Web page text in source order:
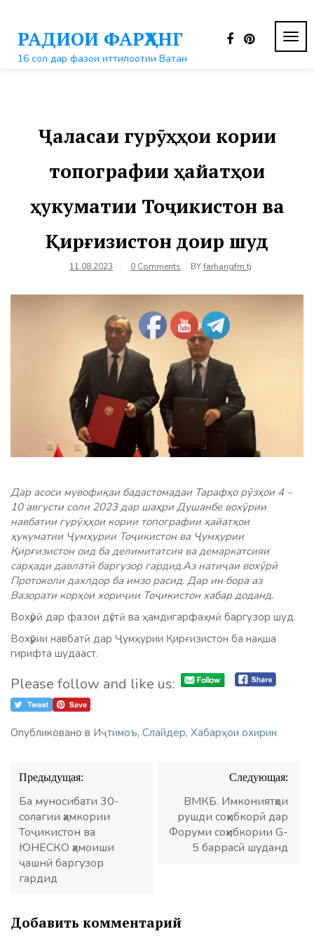
контентуРАДИОИ ФАРҲАНГ
16 сол дар фазои иттилоотии Ватан
Ҷаласаи гурӯҳҳои кории
топографии ҳайатҳои
ҳукуматии Тоҷикистон ва
Қирғизистон доир шуд
11.08.2023 0 Comments BYfarhangfm.tj
Дар асоси мувофиқаи бадастомадаи Тарафҳо рӯзҳои 4 –
10 августи соли 2023 дар шаҳри Душанбе вохӯрии
навбатии гурӯҳҳои кории топографии ҳайатҳои
ҳукуматии Ҷумҳурии Тоҷикистон ва Ҷумҳурии
Қирғизистон оид ба делимитатсия ва демаркатсияи
сарҳади давлатӣ баргузор гардид.Аз натиҷаи вохӯрӣ
Протоколи дахлдор ба имзо расид. Дар ин бора аз
Вазорати корҳои хориҷии Тоҷикистон хабар доданд.
Вохӯрӣ дар фазои дӯстӣ ва ҳамдигарфаҳмӣ баргузор шуд.
Вохӯрии навбатӣ дар Ҷумҳурии Қирғизистон ба нақша
гирифта шудааст.
Please follow and like us:
Опубликовано в Иҷтимоъ, Слайдер, Хабарҳои охирин
Навигация
по
записям
Предыдущая:
Ба муносибати 30-
солагии ҳамкории
Тоҷикистон ва
ЮНЕСКО ҳамоиши
ҷашнӣ баргузор
гардид
Следующая:
ВМКБ. Имкониятҳои
рушди соҳибкорӣ дар
Форуми соҳибкории G-
5 баррасӣ шуданд
Добавить комментарий